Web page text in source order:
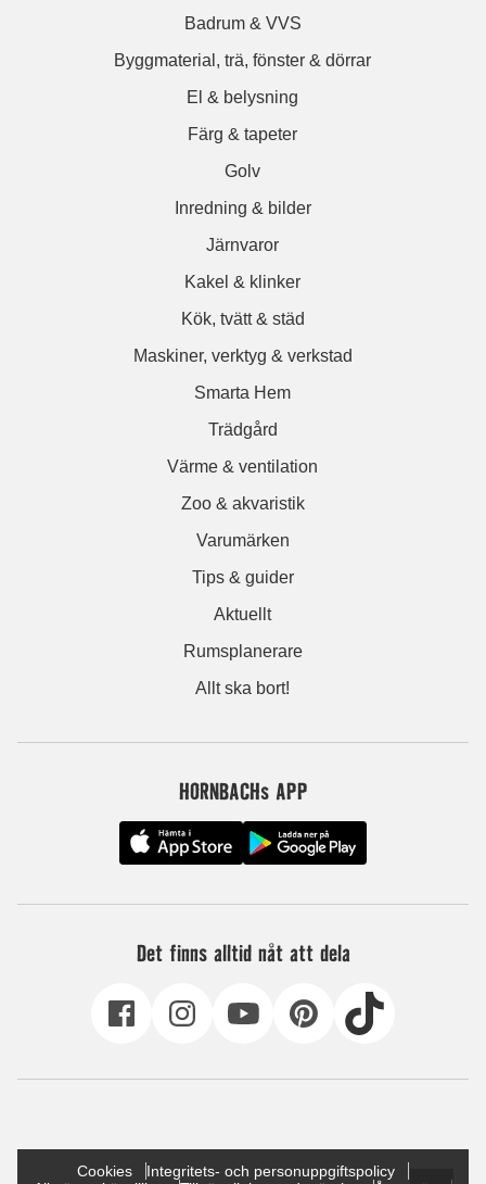
Badrum & VVS
Byggmaterial, trä, fönster & dörrar
El & belysning
Färg & tapeter
Golv
Inredning & bilder
Järnvaror
Kakel & klinker
Kök, tvätt & städ
Maskiner, verktyg & verkstad
Smarta Hem
Trädgård
Värme & ventilation
Zoo & akvaristik
Varumärken
Tips & guider
Aktuellt
Rumsplanerare
Allt ska bort!
HORNBACHs APP
Det finns alltid nåt att dela
Cookies
Integritets- och personuppgiftspolicy